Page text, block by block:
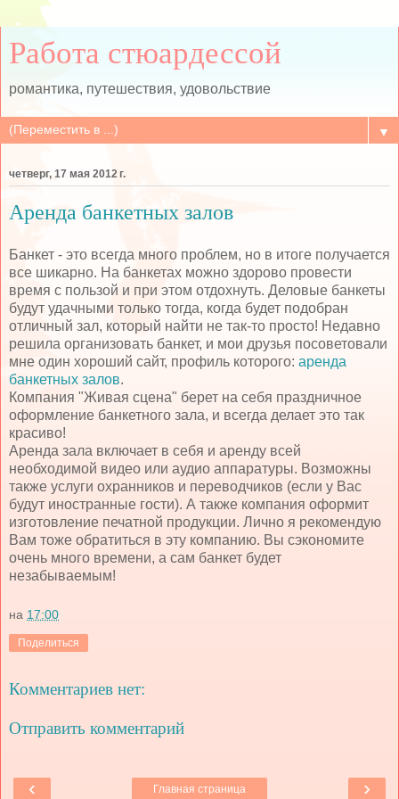
Работа стюардессой
романтика, путешествия, удовольствие
▼
четверг, 17 мая 2012 г.
Аренда банкетных залов
Банкет - это всегда много проблем, но в итоге получается
все шикарно. На банкетах можно здорово провести
время с пользой и при этом отдохнуть. Деловые банкеты
будут удачными только тогда, когда будет подобран
отличный зал, который найти не так-то просто! Недавно
решила организовать банкет, и мои друзья посоветовали
мне один хороший сайт, профиль которого: аренда
банкетных залов.
Компания "Живая сцена" берет на себя праздничное
оформление банкетного зала, и всегда делает это так
красиво!
Аренда зала включает в себя и аренду всей
необходимой видео или аудио аппаратуры. Возможны
также услуги охранников и переводчиков (если у Вас
будут иностранные гости). А также компания оформит
изготовление печатной продукции. Лично я рекомендую
Вам тоже обратиться в эту компанию. Вы сэкономите
очень много времени, а сам банкет будет
незабываемым!
на 17:00
Поделиться
Комментариев нет:
Отправить комментарий
‹ ›
Главная страница